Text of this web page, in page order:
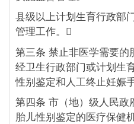
县级以上计划生育行政部
管理工作。
第三条 禁止非医学需要的
经卫生行政部门或计划生
性别鉴定和人工终止妊娠
第四条 市（地）级人民政
胎儿性别鉴定的医疗保健